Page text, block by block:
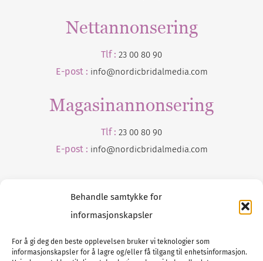
Behandle samtykke for
informasjonskapsler
For å gi deg den beste opplevelsen bruker vi teknologier som
informasjonskapsler for å lagre og/eller få tilgang til enhetsinformasjon.
Nettannonsering
Tlf : 23 00 80 90
E-post : info@nordicbridalmedia.com
Magasinannonsering
Tlf : 23 00 80 90
E-post : info@nordicbridalmedia.com
Tlf :23 00 80 90